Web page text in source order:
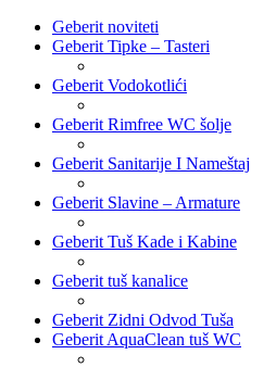
Geberit noviteti
Geberit Tipke – Tasteri
Geberit Vodokotlići
Geberit Rimfree WC šolje
Geberit Sanitarije I Nameštaj
Geberit Slavine – Armature
Geberit Tuš Kade i Kabine
Geberit tuš kanalice
Geberit Zidni Odvod Tuša
Geberit AquaClean tuš WC